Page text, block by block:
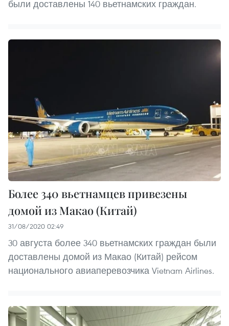
были доставлены 140 вьетнамских граждан.
Более 340 вьетнамцев привезены
домой из Макао (Китай)
31/08/2020 02:49
30 августа более 340 вьетнамских граждан были
доставлены домой из Макао (Китай) рейсом
национального авиаперевозчика Vietnam Airlines.